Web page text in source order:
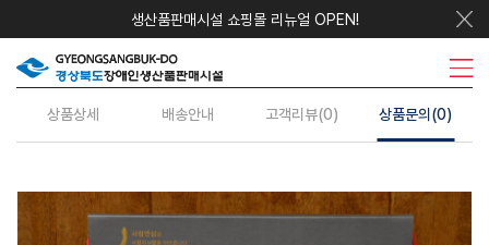
생산품판매시설 쇼핑몰 리뉴얼 OPEN!
우리지역상품 시설안내 주요사업 수의계약 정보센터
상품상세 배송안내 고객리뷰(0) 상품문의(0)